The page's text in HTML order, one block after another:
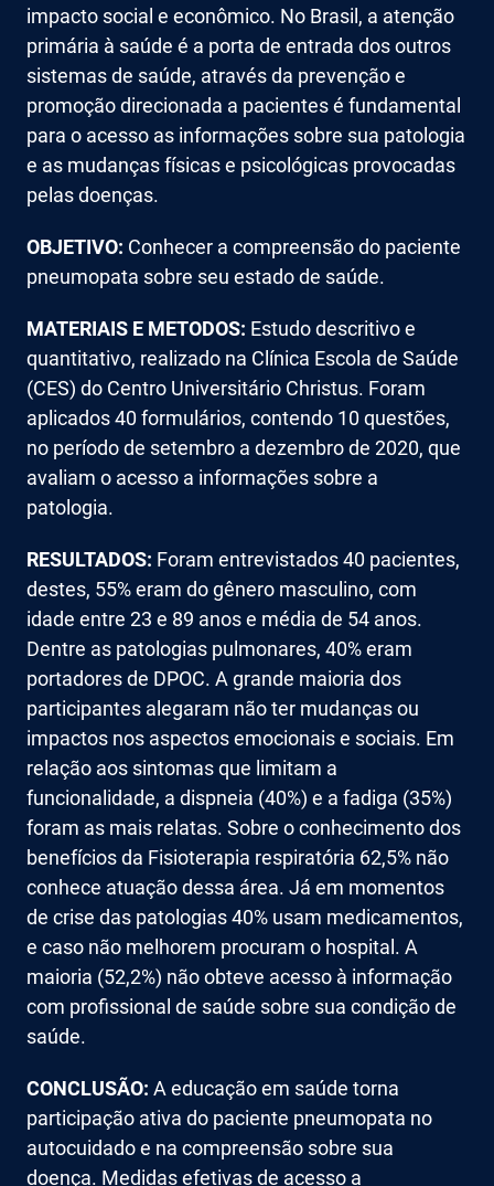
impacto social e econômico. No Brasil, a atenção
primária à saúde é a porta de entrada dos outros
sistemas de saúde, através da prevenção e
promoção direcionada a pacientes é fundamental
para o acesso as informações sobre sua patologia
e as mudanças físicas e psicológicas provocadas
pelas doenças.
OBJETIVO: Conhecer a compreensão do paciente
pneumopata sobre seu estado de saúde.
MATERIAIS E METODOS: Estudo descritivo e
quantitativo, realizado na Clínica Escola de Saúde
(CES) do Centro Universitário Christus. Foram
aplicados 40 formulários, contendo 10 questões,
no período de setembro a dezembro de 2020, que
avaliam o acesso a informações sobre a
patologia.
RESULTADOS: Foram entrevistados 40 pacientes,
destes, 55% eram do gênero masculino, com
idade entre 23 e 89 anos e média de 54 anos.
Dentre as patologias pulmonares, 40% eram
portadores de DPOC. A grande maioria dos
participantes alegaram não ter mudanças ou
impactos nos aspectos emocionais e sociais. Em
relação aos sintomas que limitam a
funcionalidade, a dispneia (40%) e a fadiga (35%)
foram as mais relatas. Sobre o conhecimento dos
benefícios da Fisioterapia respiratória 62,5% não
conhece atuação dessa área. Já em momentos
de crise das patologias 40% usam medicamentos,
e caso não melhorem procuram o hospital. A
maioria (52,2%) não obteve acesso à informação
com profissional de saúde sobre sua condição de
saúde.
CONCLUSÃO: A educação em saúde torna
participação ativa do paciente pneumopata no
autocuidado e na compreensão sobre sua
doença. Medidas efetivas de acesso a